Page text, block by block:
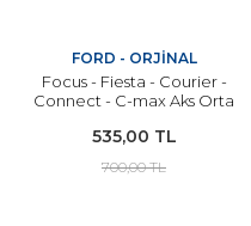
FORD - ORJİNAL
Focus - Fiesta - Courier -
Connect - C-max Aks Orta
535,00 TL
700,00 TL